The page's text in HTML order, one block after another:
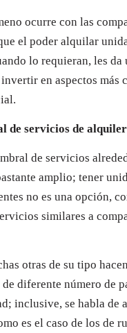
ocurre con las
el poder alquilar
lo requieran, les da
en aspectos más
de servicios de alquiler
de servicios
amplio; tener
no es una opción,
similares a
otras de su tipo
diferente número de
inclusive, se habla de
es el caso de los de